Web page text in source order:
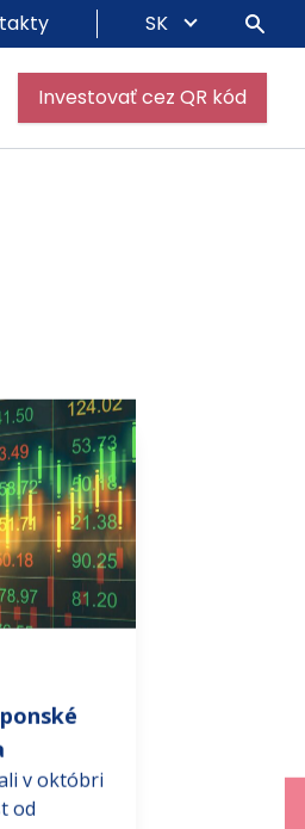
Investovať cez QR kód
SK
v októbri
investori